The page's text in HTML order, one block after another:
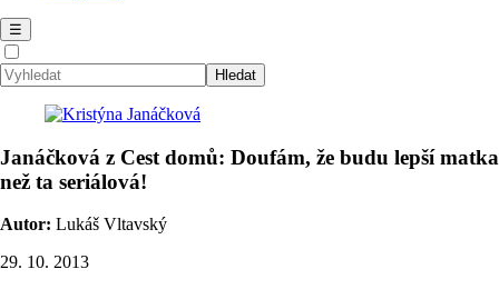
☰
Janáčková z Cest domů: Doufám, že budu lepší matka
než ta seriálová!
Autor: Lukáš Vltavský
29. 10. 2013